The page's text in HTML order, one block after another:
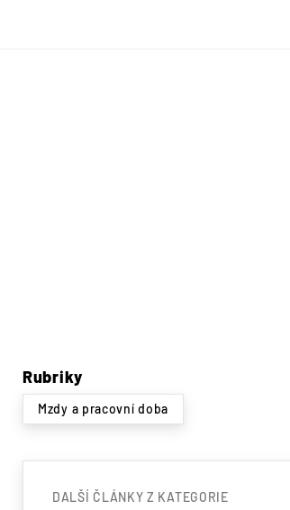
Rubriky
Mzdy a pracovní doba
DALŠÍ ČLÁNKY Z KATEGORIE